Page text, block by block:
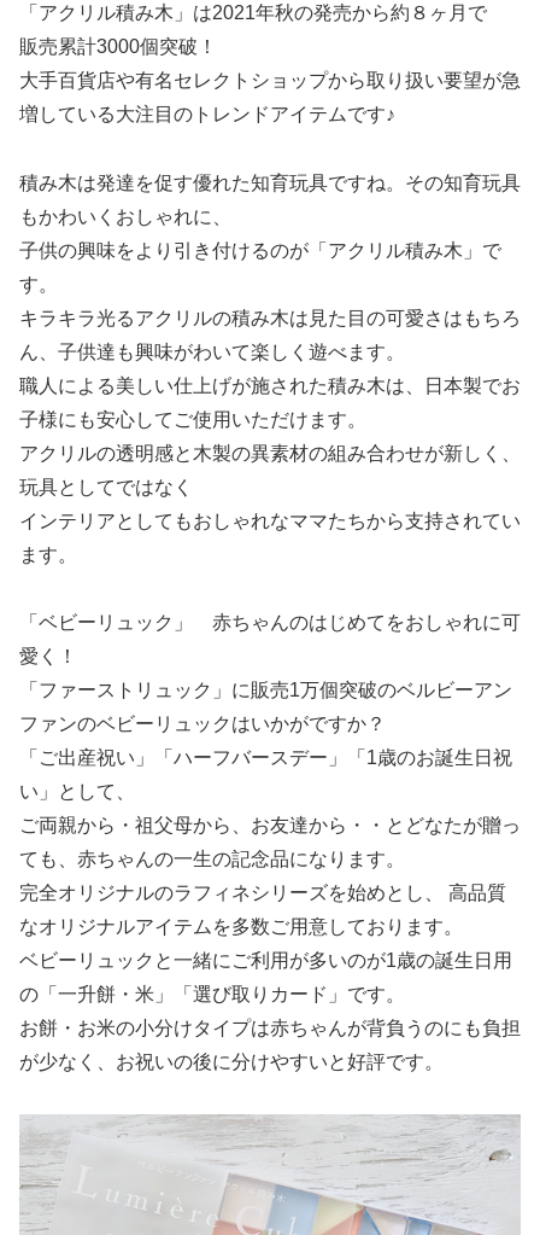
「アクリル積み木」は2021年秋の発売から約８ヶ月で
販売累計3000個突破！
大手百貨店や有名セレクトショップから取り扱い要望が急
増している大注目のトレンドアイテムです♪
積み木は発達を促す優れた知育玩具ですね。その知育玩具
もかわいくおしゃれに、
子供の興味をより引き付けるのが「アクリル積み木」で
す。
キラキラ光るアクリルの積み木は見た目の可愛さはもちろ
ん、子供達も興味がわいて楽しく遊べます。
職人による美しい仕上げが施された積み木は、日本製でお
子様にも安心してご使用いただけます。
アクリルの透明感と木製の異素材の組み合わせが新しく、
玩具としてではなく
インテリアとしてもおしゃれなママたちから支持されてい
ます。
「ベビーリュック」 赤ちゃんのはじめてをおしゃれに可
愛く！
「ファーストリュック」に販売1万個突破のベルビーアン
ファンのベビーリュックはいかがですか？
「ご出産祝い」「ハーフバースデー」「1歳のお誕生日祝
い」として、
ご両親から・祖父母から、お友達から・・とどなたが贈っ
ても、赤ちゃんの一生の記念品になります。
完全オリジナルのラフィネシリーズを始めとし、 高品質
なオリジナルアイテムを多数ご用意しております。
ベビーリュックと一緒にご利用が多いのが1歳の誕生日用
の「一升餅・米」「選び取りカード」です。
お餅・お米の小分けタイプは赤ちゃんが背負うのにも負担
が少なく、お祝いの後に分けやすいと好評です。